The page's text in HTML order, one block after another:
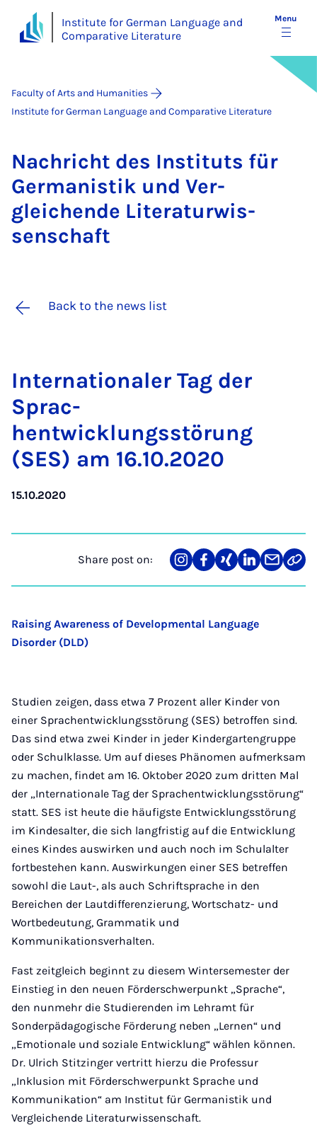
Institute for German Language and
Comparative Literature
Menu
Faculty of Arts and Humanities
Institute for German Language and Comparative Literature
Na­chricht des In­sti­tuts für
Ger­man­istik und Ver­
gleichende Lit­er­at­ur­wis­
senschaft
Back to the news list
In­ter­na­tionaler Tag der
Sprac­
hentwicklungsstörung
(SES) am 16.10.2020
15.10.2020
Share post on:
Share
on
Teilen
auf
Teilen
auf
Teilen
auf
Teilen
über
Link
Raising Awareness of Developmental Language
Disorder (DLD)
Studien zeigen, dass etwa 7 Prozent aller Kinder von
einer Sprachentwicklungsstörung (SES) betroffen sind.
Das sind etwa zwei Kinder in jeder Kindergartengruppe
oder Schulklasse. Um auf dieses Phänomen aufmerksam
zu machen, findet am 16. Oktober 2020 zum dritten Mal
der „Internationale Tag der Sprachentwicklungsstörung“
statt. SES ist heute die häufigste Entwicklungsstörung
im Kindesalter, die sich langfristig auf die Entwicklung
eines Kindes auswirken und auch noch im Schulalter
fortbestehen kann. Auswirkungen einer SES betreffen
sowohl die Laut-, als auch Schriftsprache in den
Bereichen der Lautdifferenzierung, Wortschatz- und
Wortbedeutung, Grammatik und
Kommunikationsverhalten.
Fast zeitgleich beginnt zu diesem Wintersemester der
Einstieg in den neuen Förderschwerpunkt „Sprache“,
den nunmehr die Studierenden im Lehramt für
Sonderpädagogische Förderung neben „Lernen“ und
„Emotionale und soziale Entwicklung“ wählen können.
Dr. Ulrich Stitzinger vertritt hierzu die Professur
„Inklusion mit Förderschwerpunkt Sprache und
Kommunikation“ am Institut für Germanistik und
Vergleichende Literaturwissenschaft.